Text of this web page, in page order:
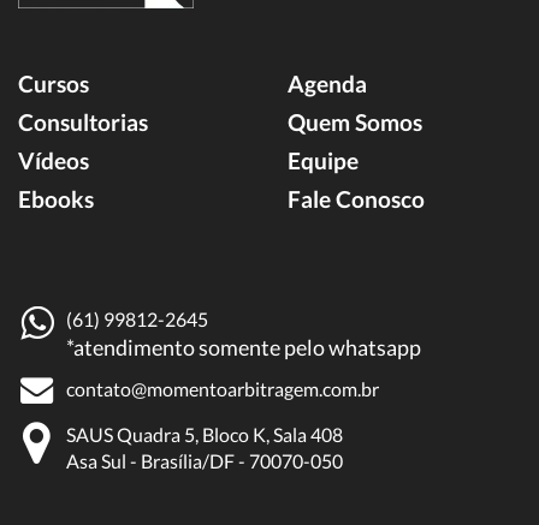
Cursos
Consultorias
Vídeos
Ebooks
Agenda
Quem Somos
Equipe
Fale Conosco
(61) 99812-2645
*atendimento somente pelo whatsapp
contato@momentoarbitragem.com.br
SAUS Quadra 5, Bloco K, Sala 408
Asa Sul - Brasília/DF - 70070-050